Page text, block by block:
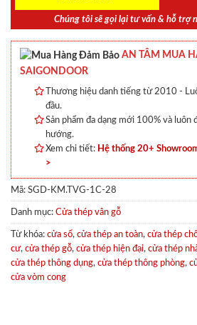
Chúng tôi sẽ gọi lại tư vấn & hỗ trợ
AN TÂM MUA
SAIGONDOOR
Thương hiệu danh tiếng từ 2010 -
đầu.
Sản phẩm đa dạng mới 100% và luôn
hướng.
Xem chi tiết: Hệ thống 20+
>
Mã: SGD-KM.TVG-1C-28
Danh mục: Cửa thép vân gỗ
Từ khóa: cửa sổ, cửa thép an toàn, cửa thép
cư, cửa thép gỗ, cửa thép hiện đại, cửa thép
cửa thép thông dụng, cửa thép thông phòng,
cửa vòm cong